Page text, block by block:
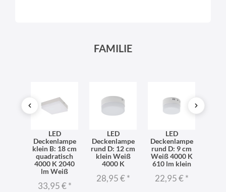
FAMILIE
LED
Deckenlampe
klein B: 18 cm
quadratisch
4000 K 2040
lm Weiß
33,95 €*
LED
Deckenlampe
rund D: 12 cm
klein Weiß
4000 K
28,95 €*
LED
Deckenlampe
rund D: 9 cm
Weiß 4000 K
610 lm klein
22,95 €*